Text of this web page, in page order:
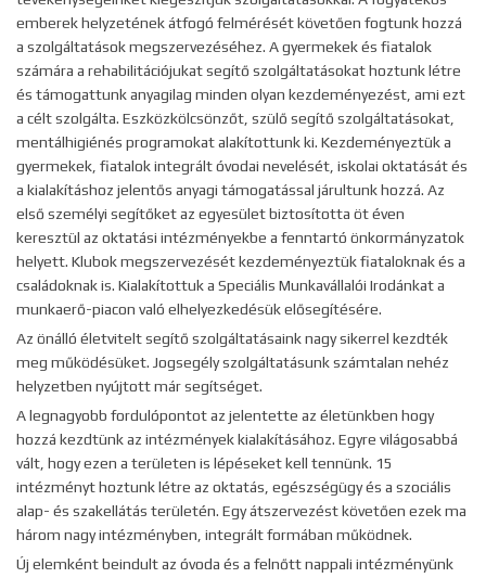
emberek helyzetének átfogó felmérését követően fogtunk hozzá
a szolgáltatások megszervezéséhez. A gyermekek és fiatalok
számára a rehabilitációjukat segítő szolgáltatásokat hoztunk létre
és támogattunk anyagilag minden olyan kezdeményezést, ami ezt
a célt szolgálta. Eszközkölcsönzőt, szülő segítő szolgáltatásokat,
mentálhigiénés programokat alakítottunk ki. Kezdeményeztük a
gyermekek, fiatalok integrált óvodai nevelését, iskolai oktatását és
a kialakításhoz jelentős anyagi támogatással járultunk hozzá. Az
első személyi segítőket az egyesület biztosította öt éven
keresztül az oktatási intézményekbe a fenntartó önkormányzatok
helyett. Klubok megszervezését kezdeményeztük fiataloknak és a
családoknak is. Kialakítottuk a Speciális Munkavállalói Irodánkat a
munkaerő-piacon való elhelyezkedésük elősegítésére.
Az önálló életvitelt segítő szolgáltatásaink nagy sikerrel kezdték
meg működésüket. Jogsegély szolgáltatásunk számtalan nehéz
helyzetben nyújtott már segítséget.
A legnagyobb fordulópontot az jelentette az életünkben hogy
hozzá kezdtünk az intézmények kialakításához. Egyre világosabbá
vált, hogy ezen a területen is lépéseket kell tennünk. 15
intézményt hoztunk létre az oktatás, egészségügy és a szociális
alap- és szakellátás területén. Egy átszervezést követően ezek ma
három nagy intézményben, integrált formában működnek.
Új elemként beindult az óvoda és a felnőtt nappali intézményünk